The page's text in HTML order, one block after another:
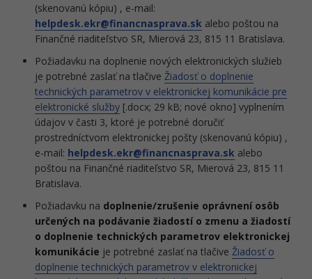
(skenovanú kópiu) , e-mail:
helpdesk.ekr@financnasprava.sk alebo poštou na
Finančné riaditeľstvo SR, Mierová 23, 815 11 Bratislava.
Požiadavku na doplnenie nových elektronických služieb
je potrebné zaslať na tlačive Žiadosť o doplnenie
technických parametrov v elektronickej komunikácie pre
elektronické služby [.docx; 29 kB; nové okno] vyplnením
údajov v časti 3, ktoré je potrebné doručiť
prostredníctvom elektronickej pošty (skenovanú kópiu) ,
e-mail: helpdesk.ekr@financnasprava.sk alebo
poštou na Finančné riaditeľstvo SR, Mierová 23, 815 11
Bratislava.
Požiadavku na doplnenie/zrušenie oprávnení osôb
určených na podávanie žiadostí o zmenu a žiadostí
o doplnenie technických parametrov elektronickej
komunikácie je potrebné zaslať na tlačive Žiadosť o
doplnenie technických parametrov v elektronickej